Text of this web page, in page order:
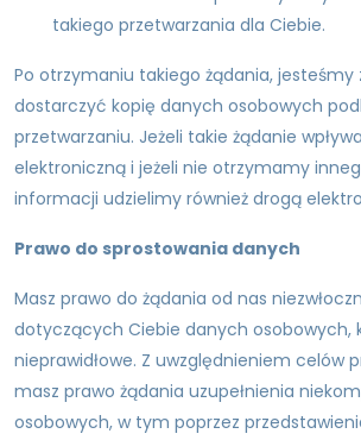
takiego przetwarzania dla Ciebie.
Po otrzymaniu takiego żądania, jesteśmy
dostarczyć kopię danych osobowych
przetwarzaniu. Jeżeli takie żądanie
elektroniczną i jeżeli nie otrzymamy
informacji udzielimy również drogą
Prawo do sprostowania danych
Masz prawo do żądania od nas
dotyczących Ciebie danych osobowych,
nieprawidłowe. Z uwzględnieniem celów
masz prawo żądania uzupełnienia
osobowych, w tym poprzez